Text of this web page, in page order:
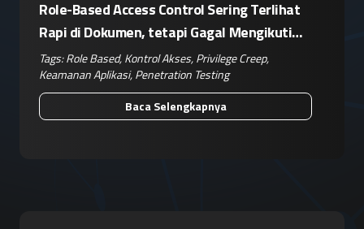
Role-Based Access Control Sering Terlihat
Rapi di Dokumen, tetapi Gagal Mengikuti
Operasional Nyata
Tags:Role Based,Kontrol Akses,Privilege Creep,
Keamanan Aplikasi,Penetration Testing
Baca Selengkapnya